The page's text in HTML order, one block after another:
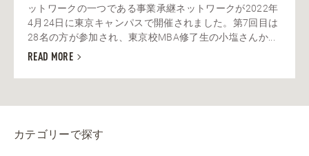
ットワークの一つである事業承継ネットワークが2022年
4月24日に東京キャンパスで開催されました。第7回目は
28名の方が参加され、東京校MBA修了生の小塩さんか...
READ MORE
カテゴリーで探す